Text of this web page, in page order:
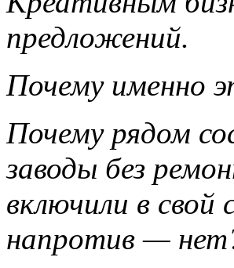
предложений.
Почему именно
Почему рядом
заводы без
включили в
напротив —